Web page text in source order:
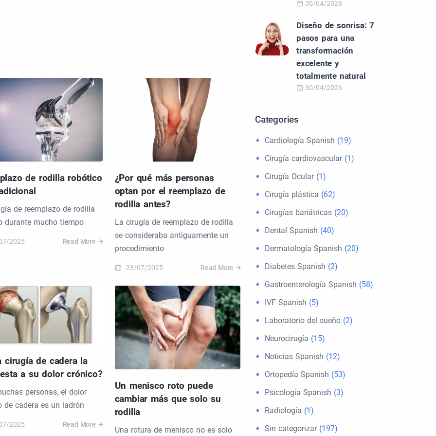
de rodilla robótico
de reemplazo de rodilla
durante mucho tiempo
2025 Read More
¿Por qué más personas
optan por el reemplazo de
rodilla antes?
La cirugía de reemplazo de rodilla
se consideraba antiguamente un
procedimiento
23/07/2025 Read More
cirugía de cadera la
a su dolor crónico?
personas, el dolor
de cadera es un ladrón
2025 Read More
Un menisco roto puede
cambiar más que solo su
rodilla
Una rotura de menisco no es solo
30/04/2026
Diseño de sonrisa: 7
pasos para una
transformación
excelente y
totalmente natural
30/04/2026
Categories
Cardiología Spanish (19)
Cirugía cardiovascular(1)
Cirugía Ocular(1)
Cirugía plástica (62)
Cirugías bariátricas (20)
Dental Spanish (40)
Dermatología Spanish (20)
Diabetes Spanish (2)
Gastroenterología Spanish (58)
IVF Spanish (5)
Laboratorio del sueño (2)
Neurocirugía (15)
Noticias Spanish (12)
Ortopedía Spanish (53)
Psicología Spanish (3)
Radiología (1)
Sin categorizar(197)